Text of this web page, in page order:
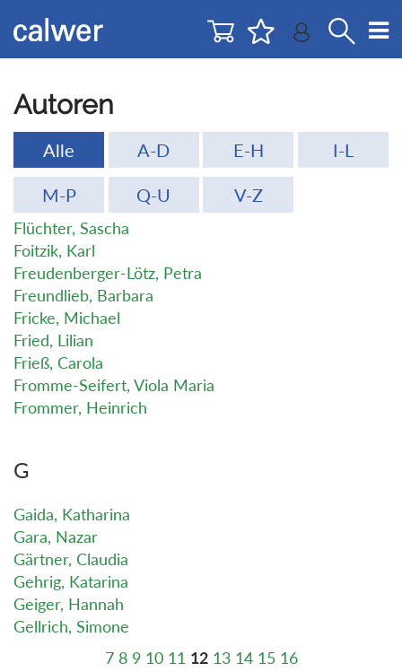
zur
Navigation
zum
Inhalt
Autoren
Alle A-D E-H I-L
M-P Q-U V-Z
Flüchter, Sascha
Foitzik, Karl
Freudenberger-Lötz, Petra
Freundlieb, Barbara
Fricke, Michael
Fried, Lilian
Frieß, Carola
Fromme-Seifert, Viola Maria
Frommer, Heinrich
G
Gaida, Katharina
Gara, Nazar
Gärtner, Claudia
Gehrig, Katarina
Geiger, Hannah
Gellrich, Simone
7 8 9 10 11 12 13 14 15 16